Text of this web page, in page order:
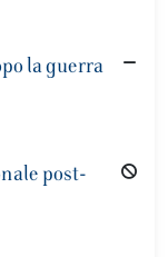
la guerra
post-